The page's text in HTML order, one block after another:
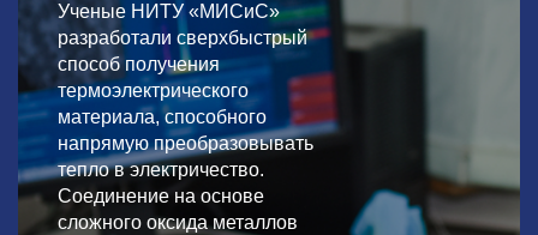
Ученые НИТУ «МИСиС»
разработали сверхбыстрый
способ получения
термоэлектрического
материала, способного
напрямую преобразовывать
тепло в электричество.
Соединение на основе
сложного оксида металлов